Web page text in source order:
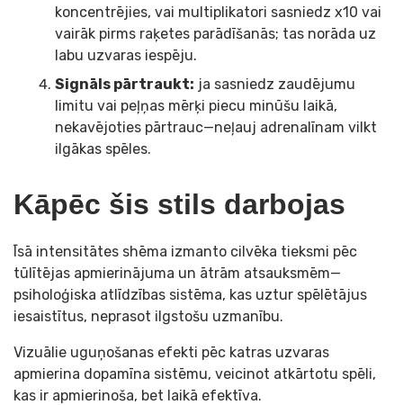
koncentrējies, vai multiplikatori sasniedz x10 vai
vairāk pirms raķetes parādīšanās; tas norāda uz
labu uzvaras iespēju.
Signāls pārtraukt: ja sasniedz zaudējumu
limitu vai peļņas mērķi piecu minūšu laikā,
nekavējoties pārtrauc—neļauj adrenalīnam vilkt
ilgākas spēles.
Kāpēc šis stils darbojas
Īsā intensitātes shēma izmanto cilvēka tieksmi pēc
tūlītējas apmierinājuma un ātrām atsauksmēm—
psiholoģiska atlīdzības sistēma, kas uztur spēlētājus
iesaistītus, neprasot ilgstošu uzmanību.
Vizuālie uguņošanas efekti pēc katras uzvaras
apmierina dopamīna sistēmu, veicinot atkārtotu spēli,
kas ir apmierinoša, bet laikā efektīva.